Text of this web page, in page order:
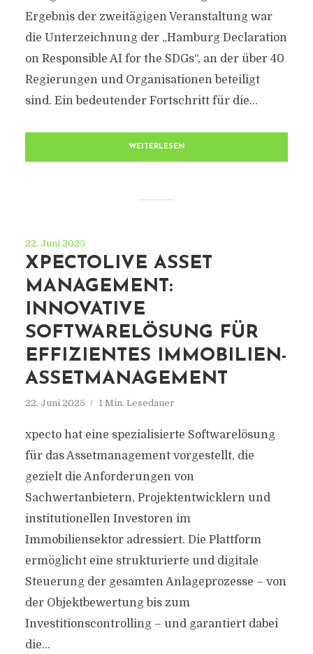
Ergebnis der zweitägigen Veranstaltung war
die Unterzeichnung der „Hamburg Declaration
on Responsible AI for the SDGs“, an der über 40
Regierungen und Organisationen beteiligt
sind. Ein bedeutender Fortschritt für die...
WEITERLESEN
22. Juni 2025
XPECTOLIVE ASSET
MANAGEMENT:
INNOVATIVE
SOFTWARELÖSUNG FÜR
EFFIZIENTES IMMOBILIEN-
ASSETMANAGEMENT
22. Juni 2025 1 Min. Lesedauer
xpecto hat eine spezialisierte Softwarelösung
für das Assetmanagement vorgestellt, die
gezielt die Anforderungen von
Sachwertanbietern, Projektentwicklern und
institutionellen Investoren im
Immobiliensektor adressiert. Die Plattform
ermöglicht eine strukturierte und digitale
Steuerung der gesamten Anlageprozesse – von
der Objektbewertung bis zum
Investitionscontrolling – und garantiert dabei
die...